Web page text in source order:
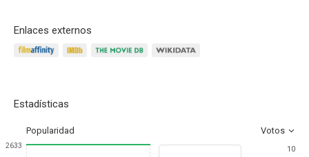
Enlaces externos
Estadísticas
Popularidad Votos
2633
10